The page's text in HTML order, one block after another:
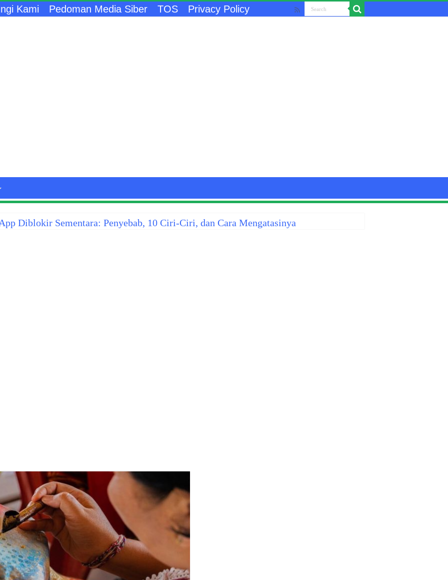
Kami Pedoman Media Siber TOS Privacy Policy
Diblokir Sementara: Penyebab, 10 Ciri-Ciri, dan Cara Mengatasinya